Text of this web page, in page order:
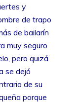
y
de trapo
de bailarín
muy seguro
pero quizá
se dejó
de su
porque